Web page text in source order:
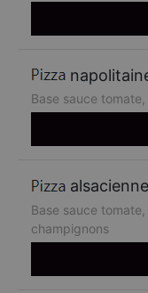
Base sauce
Base sauce
champignons